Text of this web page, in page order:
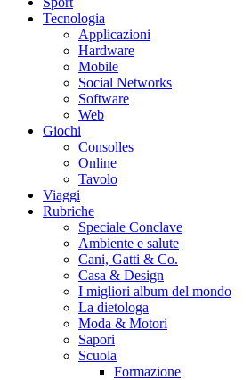
Tecnologia
Applicazioni
Hardware
Mobile
Social Networks
Software
Web
Giochi
Consolles
Online
Tavolo
Viaggi
Rubriche
Speciale Conclave
Ambiente e salute
Cani, Gatti & Co.
Casa & Design
I migliori album del mondo
La dietologa
Moda & Motori
Sapori
Scuola
Formazione